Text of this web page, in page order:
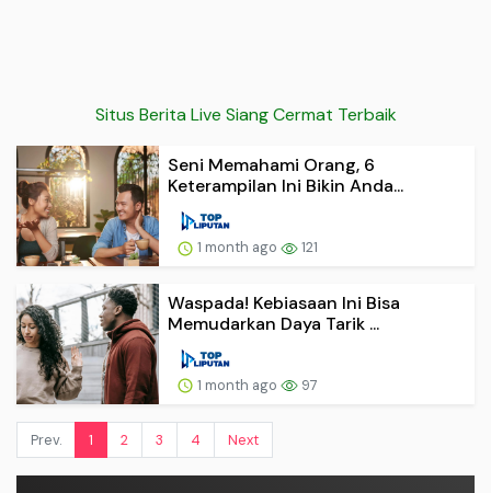
Situs Berita Live Siang Cermat Terbaik
Seni Memahami Orang, 6
Keterampilan Ini Bikin Anda...
1 month ago 121
Waspada! Kebiasaan Ini Bisa
Memudarkan Daya Tarik ...
1 month ago 97
Prev. 1 2 3 4 Next